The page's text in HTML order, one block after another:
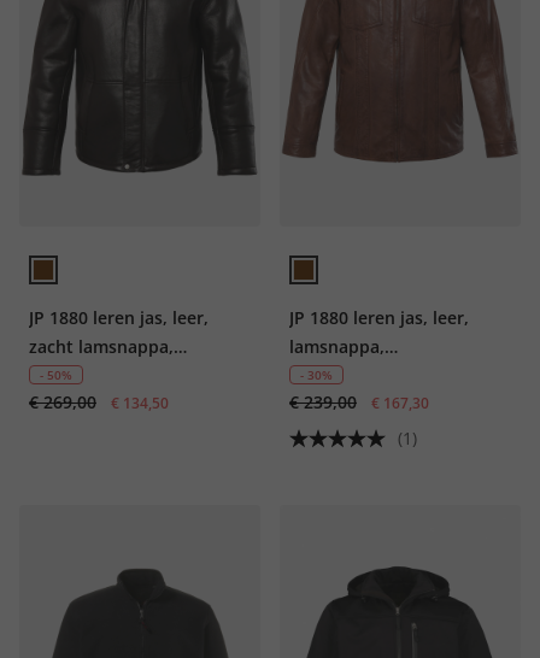
JP 1880 leren jas, leer,
zacht lamsnappa,
teddyvoering, tot 7XL
- 50%
€ 269,00 € 134,50
JP 1880 leren jas, leer,
lamsnappa,
overhemdkraag, tot 7XL
- 30%
€ 239,00 € 167,30
(1)